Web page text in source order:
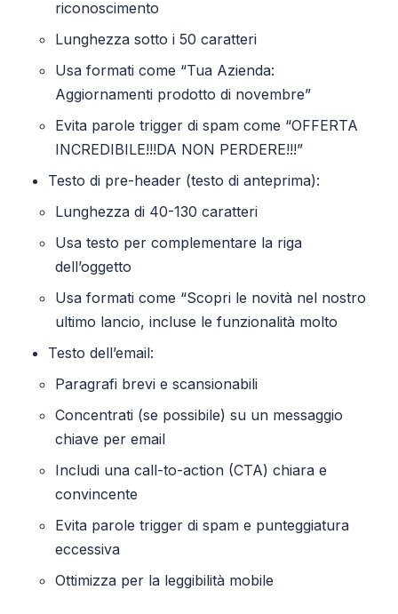
riconoscimento
Lunghezza sotto i 50 caratteri
Usa formati come “Tua Azienda:
Aggiornamenti prodotto di novembre”
Evita parole trigger di spam come “OFFERTA
INCREDIBILE!!!DA NON PERDERE!!!”
Testo di pre-header (testo di anteprima):
Lunghezza di 40-130 caratteri
Usa testo per complementare la riga
dell’oggetto
Usa formati come “Scopri le novità nel nostro
ultimo lancio, incluse le funzionalità molto
Testo dell’email:
​​Paragrafi brevi e scansionabili
Concentrati (se possibile) su un messaggio
chiave per email
Includi una call-to-action (CTA) chiara e
convincente
Evita parole trigger di spam e punteggiatura
eccessiva
Ottimizza per la leggibilità mobile